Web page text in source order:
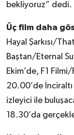
bekliyoruz” dedi.
Üç film daha
Hayal Şarkısı/
Baştan/Eternal
Ekim’de, F1
20.00’de İnciraltı
izleyici ile
18.30’da